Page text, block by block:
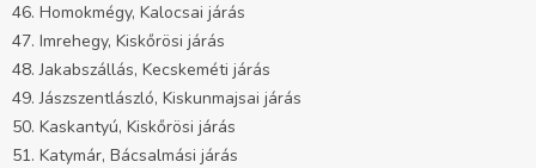
46. Homokmégy, Kalocsai járás
47. Imrehegy, Kiskőrösi járás
48. Jakabszállás, Kecskeméti járás
49. Jászszentlászló, Kiskunmajsai járás
50. Kaskantyú, Kiskőrösi járás
51. Katymár, Bácsalmási járás